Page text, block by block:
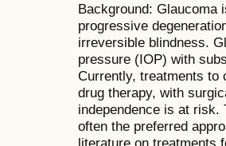
Background: Glaucoma
progressive
irreversible blindness.
pressure (IOP) with
Currently, treatments to
drug therapy, with
independence is at
often the preferred